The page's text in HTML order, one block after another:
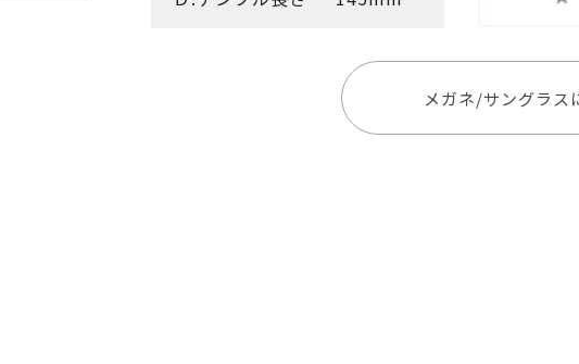
メガネ/サングラス